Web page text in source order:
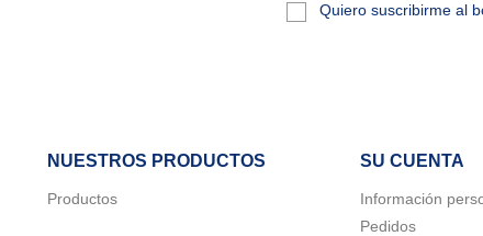
Quiero suscribirme al
NUESTROS PRODUCTOS
Productos
SU CUENTA
Información
Pedidos